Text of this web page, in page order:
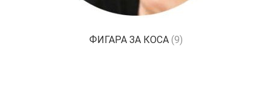
ФИГАРА ЗА КОСА (9)